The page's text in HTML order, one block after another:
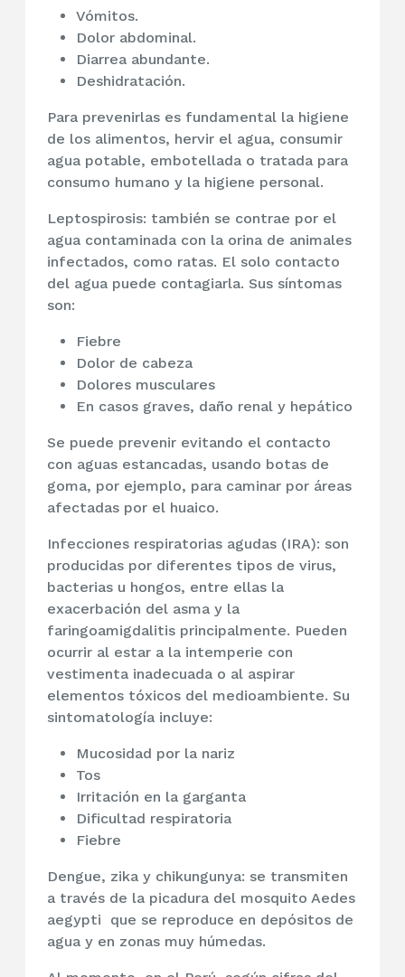
Vómitos.
Dolor abdominal.
Diarrea abundante.
Deshidratación.
Para prevenirlas es fundamental la higiene
de los alimentos, hervir el agua, consumir
agua potable, embotellada o tratada para
consumo humano y la higiene personal.
Leptospirosis: también se contrae por el
agua contaminada con la orina de animales
infectados, como ratas. El solo contacto
del agua puede contagiarla. Sus síntomas
son:
Fiebre
Dolor de cabeza
Dolores musculares
En casos graves, daño renal y hepático
Se puede prevenir evitando el contacto
con aguas estancadas, usando botas de
goma, por ejemplo, para caminar por áreas
afectadas por el huaico.
Infecciones respiratorias agudas (IRA): son
producidas por diferentes tipos de virus,
bacterias u hongos, entre ellas la
exacerbación del asma y la
faringoamigdalitis principalmente. Pueden
ocurrir al estar a la intemperie con
vestimenta inadecuada o al aspirar
elementos tóxicos del medioambiente. Su
sintomatología incluye:
Mucosidad por la nariz
Tos
Irritación en la garganta
Dificultad respiratoria
Fiebre
Dengue, zika y chikungunya: se transmiten
a través de la picadura del mosquito Aedes
aegypti
que se reproduce en depósitos de
agua y en zonas muy húmedas.